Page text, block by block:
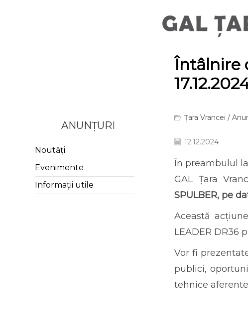
Întâlnire
Țara Vrancei /
12.12.2024
În preambulul
GAL Țara
SPULBER, pe
Această
LEADER DR36
Vor fi
publici,
tehnice
ANUNȚURI
Noutăți
Evenimente
Informații utile